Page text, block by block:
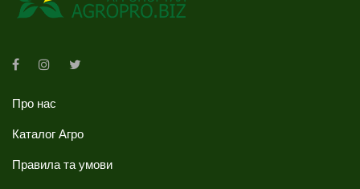
Про нас
Каталог Агро
Правила та умови